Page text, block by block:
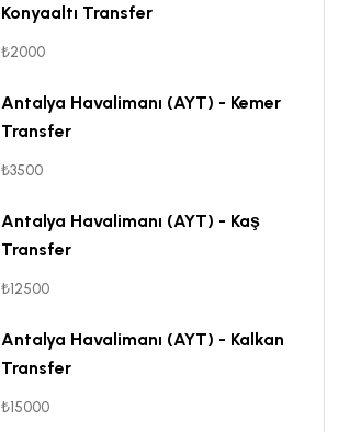
Konyaaltı Transfer
₺2000
Antalya Havalimanı (AYT) - Kemer
Transfer
₺3500
Antalya Havalimanı (AYT) - Kaş
Transfer
₺12500
Antalya Havalimanı (AYT) - Kalkan
Transfer
₺15000